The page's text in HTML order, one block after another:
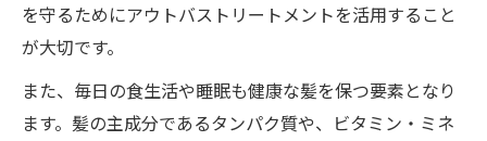
を守るためにアウトバストリートメントを活用すること
が大切です。
また、毎日の食生活や睡眠も健康な髪を保つ要素となり
ます。髪の主成分であるタンパク質や、ビタミン・ミネ